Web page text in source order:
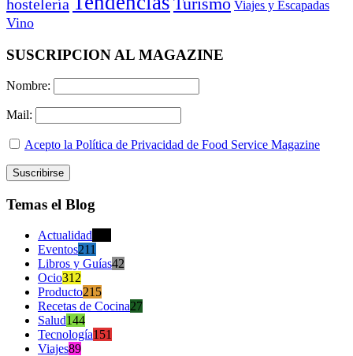
hostelería
Viajes y Escapadas
Vino
SUSCRIPCION AL MAGAZINE
Nombre:
Mail:
Acepto la Política de Privacidad de Food Service Magazine
Temas el Blog
Actualidad
Eventos211
Libros y Guías42
Ocio312
Producto215
Recetas de Cocina27
Salud144
Tecnología151
Viajes89